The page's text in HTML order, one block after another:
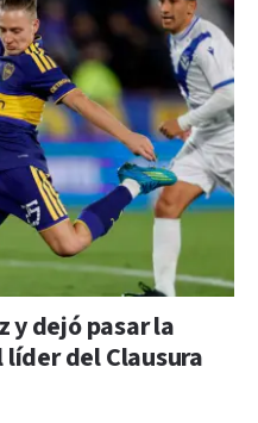
y dejó pasar la
líder del Clausura